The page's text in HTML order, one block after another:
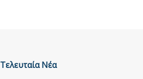
Τελευταία Νέα